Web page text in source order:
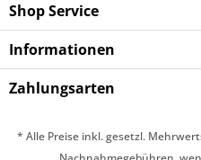
Shop Service
Informationen
Zahlungsarten
* Alle Preise inkl. gesetzl.